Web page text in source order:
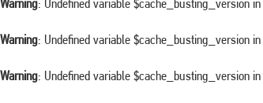
Warning: Undefined variable $cache_busting_version in
Warning: Undefined variable $cache_busting_version in
Warning: Undefined variable $cache_busting_version in